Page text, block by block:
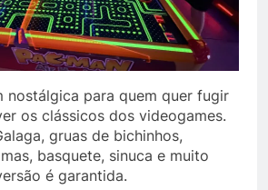
nostálgica para quem quer fugir
os clássicos dos videogames.
gruas de bichinhos,
basquete, sinuca e muito
é garantida.